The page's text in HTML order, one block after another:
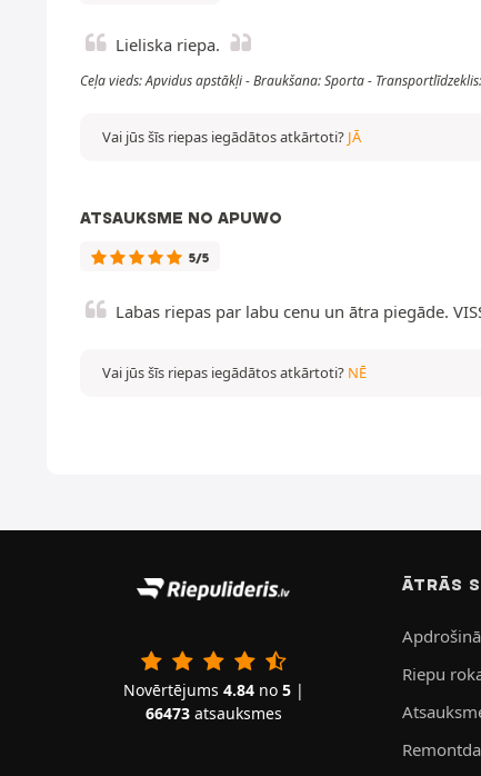
Lieliska riepa.
Ceļa vieds: Apvidus apstākļi - Braukšana: Sporta - Transportlīdzeklis:
Vai jūs šīs riepas iegādātos atkārtoti? JĀ
ATSAUKSME NO APUWO
5/5
Labas riepas par labu cenu un ātra piegāde.
Vai jūs šīs riepas iegādātos atkārtoti? NĒ
Novērtējums 4.84no 5|
66473atsauksmes
ĀTRĀS
Riepu